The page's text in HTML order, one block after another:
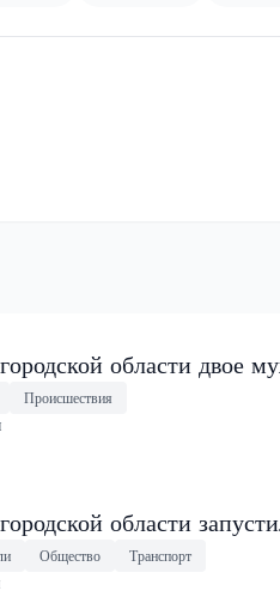
области двое
Происшествия
области
Общество Транспорт